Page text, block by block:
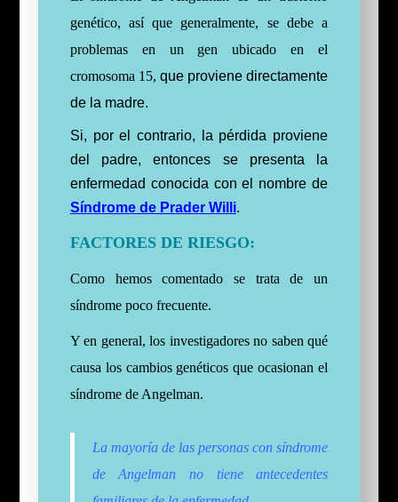
genético, así que generalmente, se debe a
problemas en un gen ubicado en el
cromosoma 15, que proviene directamente
de la madre.
Si, por el contrario, la pérdida proviene
del padre, entonces se presenta la
enfermedad conocida con el nombre de
Síndrome de Prader Willi.
FACTORES DE RIESGO:
Como hemos comentado se trata de un
síndrome poco frecuente.
Y en general, los investigadores no saben qué
causa los cambios genéticos que ocasionan el
síndrome de Angelman.
La mayoría de las personas con síndrome
de Angelman no tiene antecedentes